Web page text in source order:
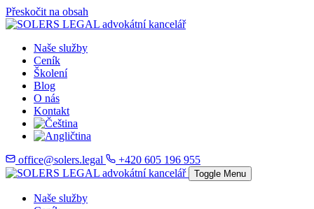
Přeskočit na obsah
Naše služby
Ceník
Školení
Blog
O nás
Kontakt
office@solers.legal +420 605 196 955
Toggle Menu
Naše služby